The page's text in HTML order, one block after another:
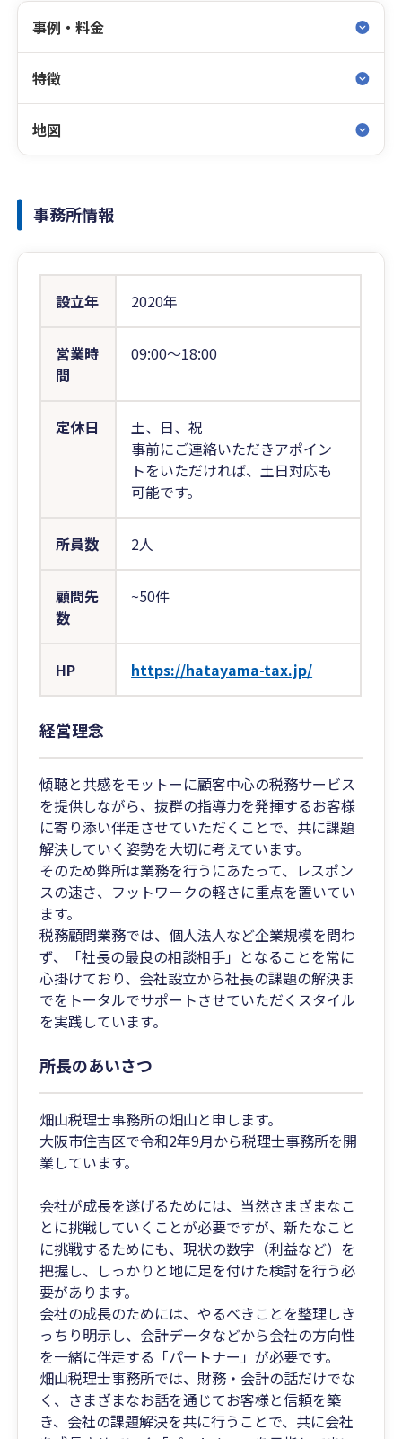
事例・料金
特徴
地図
事務所情報
設立年 2020年
営業時
間
09:00〜18:00
定休日
土、日、祝
事前にご連絡いただきアポイン
トをいただければ、土日対応も
可能です。
所員数 2人
顧問先
数
~50件
HP https://hatayama-tax.jp/
経営理念
傾聴と共感をモットーに顧客中心の税務サービス
を提供しながら、抜群の指導力を発揮するお客様
に寄り添い伴走させていただくことで、共に課題
解決していく姿勢を大切に考えています。
そのため弊所は業務を行うにあたって、レスポン
スの速さ、フットワークの軽さに重点を置いてい
ます。
税務顧問業務では、個人法人など企業規模を問わ
ず、「社長の最良の相談相手」となることを常に
心掛けており、会社設立から社長の課題の解決ま
でをトータルでサポートさせていただくスタイル
を実践しています。
所長のあいさつ
畑山税理士事務所の畑山と申します。
大阪市住吉区で令和2年9月から税理士事務所を開
業しています。
会社が成長を遂げるためには、当然さまざまなこ
とに挑戦していくことが必要ですが、新たなこと
に挑戦するためにも、現状の数字（利益など）を
把握し、しっかりと地に足を付けた検討を行う必
要があります。
会社の成長のためには、やるべきことを整理しき
っちり明示し、会計データなどから会社の方向性
を一緒に伴走する「パートナー」が必要です。
畑山税理士事務所では、財務・会計の話だけでな
く、さまざまなお話を通じてお客様と信頼を築
き、会社の課題解決を共に行うことで、共に会社